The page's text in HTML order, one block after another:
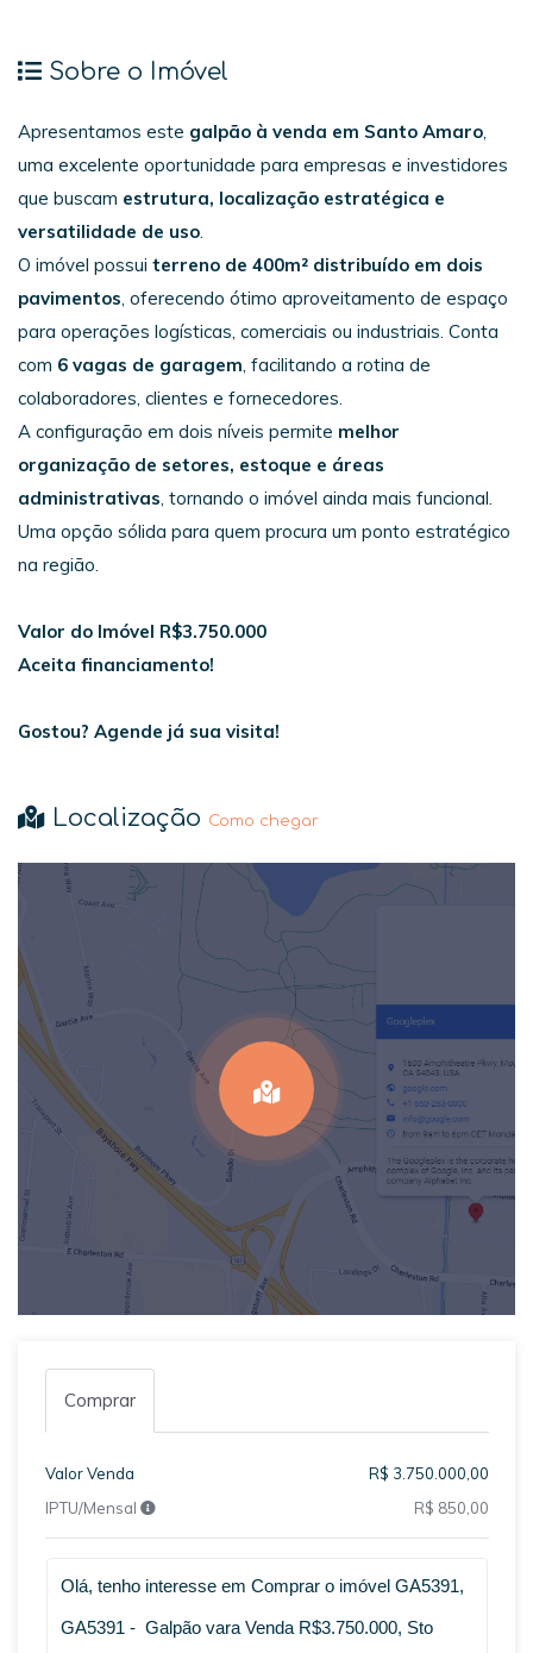
Sobre o Imóvel
Apresentamos este galpão à venda em Santo Amaro,
uma excelente oportunidade para empresas e investidores
que buscam estrutura, localização estratégica e
versatilidade de uso.
O imóvel possui terreno de 400m² distribuído em dois
pavimentos, oferecendo ótimo aproveitamento de espaço
para operações logísticas, comerciais ou industriais. Conta
com 6 vagas de garagem, facilitando a rotina de
colaboradores, clientes e fornecedores.
A configuração em dois níveis permite melhor
organização de setores, estoque e áreas
administrativas, tornando o imóvel ainda mais funcional.
Uma opção sólida para quem procura um ponto estratégico
na região.
Valor do Imóvel R$3.750.000
Aceita financiamento!
Gostou? Agende já sua visita!
Localização Como chegar
Comprar
Valor Venda
R$ 3.750.000,00
IPTU/Mensal
R$ 850,00